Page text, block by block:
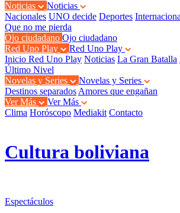
Noticias
Noticias
Nacionales UNO decide Deportes
Que no me pierda
Ojo ciudadano Ojo ciudadano
Red Uno Play
Red Uno Play
Inicio Red Uno Play Noticias La Gran Batalla
Último Nivel
Novelas y Series
Novelas y Series
Destinos separados Amores que engañan
Ver Más
Ver Más
Clima Horóscopo Mediakit Contacto
Cultura boliviana
Espectáculos